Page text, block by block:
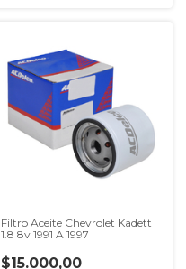
Filtro Aceite Chevrolet Kadett
1.8 8v 1991 A 1997
$15.000,00